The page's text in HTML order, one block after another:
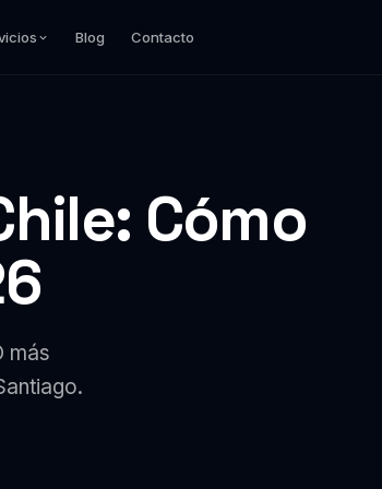
Blog Contacto
Cómo
más